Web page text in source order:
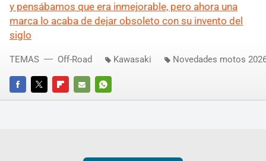
y pensábamos que era inmejorable, pero ahora una
marca lo acaba de dejar obsoleto con su invento del
siglo
FACEBOOKTWITTERFLIPBOARD
E-
WHATSAPP
TEMAS Off-Road Kawasaki Novedades motos